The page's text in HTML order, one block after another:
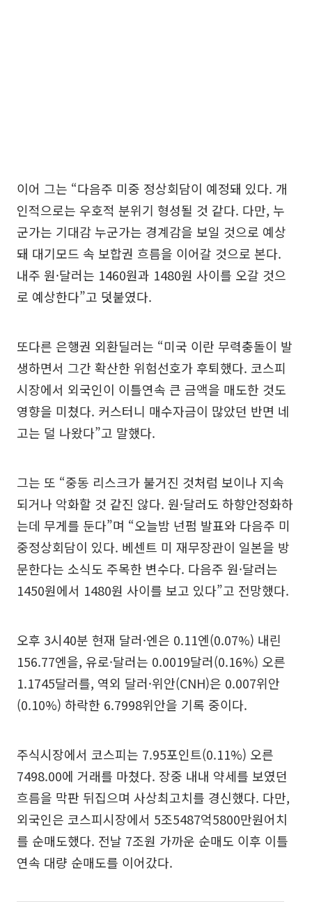
이어 그는 “다음주 미중 정상회담이 예정돼 있다. 개
인적으로는 우호적 분위기 형성될 것 같다. 다만, 누
군가는 기대감 누군가는 경계감을 보일 것으로 예상
돼 대기모드 속 보합권 흐름을 이어갈 것으로 본다.
내주 원·달러는 1460원과 1480원 사이를 오갈 것으
로 예상한다”고 덧붙였다.
또다른 은행권 외환딜러는 “미국 이란 무력충돌이 발
생하면서 그간 확산한 위험선호가 후퇴했다. 코스피
시장에서 외국인이 이틀연속 큰 금액을 매도한 것도
영향을 미쳤다. 커스터니 매수자금이 많았던 반면 네
고는 덜 나왔다”고 말했다.
그는 또 “중동 리스크가 불거진 것처럼 보이나 지속
되거나 악화할 것 같진 않다. 원·달러도 하향안정화하
는데 무게를 둔다”며 “오늘밤 넌펌 발표와 다음주 미
중정상회담이 있다. 베센트 미 재무장관이 일본을 방
문한다는 소식도 주목한 변수다. 다음주 원·달러는
1450원에서 1480원 사이를 보고 있다”고 전망했다.
오후 3시40분 현재 달러·엔은 0.11엔(0.07%) 내린
156.77엔을, 유로·달러는 0.0019달러(0.16%) 오른
1.1745달러를, 역외 달러·위안(CNH)은 0.007위안
(0.10%) 하락한 6.7998위안을 기록 중이다.
주식시장에서 코스피는 7.95포인트(0.11%) 오른
7498.00에 거래를 마쳤다. 장중 내내 약세를 보였던
흐름을 막판 뒤집으며 사상최고치를 경신했다. 다만,
외국인은 코스피시장에서 5조5487억5800만원어치
를 순매도했다. 전날 7조원 가까운 순매도 이후 이틀
연속 대량 순매도를 이어갔다.